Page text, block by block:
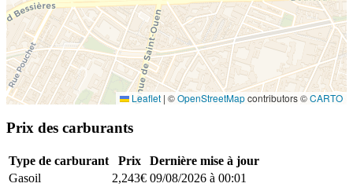
Leaflet | ©OpenStreetMapcontributors ©CARTO
Prix des carburants
Type de carburant Prix
Dernière mise à jour
Gasoil
2,243€ 09/08/2026 à 00:01